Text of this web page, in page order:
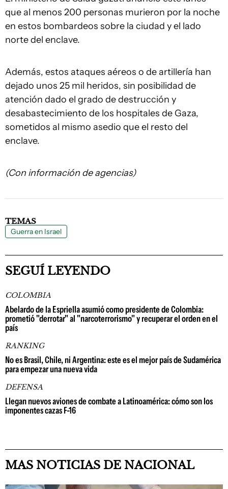
que al menos 200 personas murieron por la noche
en estos bombardeos sobre la ciudad y el lado
norte del enclave.
Además, estos ataques aéreos o de artillería han
dejado unos 25 mil heridos, sin posibilidad de
atención dado el grado de destrucción y
desabastecimiento de los hospitales de Gaza,
sometidos al mismo asedio que el resto del
enclave.
(Con información de agencias)
TEMAS
Guerra en Israel
SEGUÍ LEYENDO
COLOMBIA
Abelardo de la Espriella asumió como presidente de Colombia:
prometió "derrotar" al "narcoterrorismo" y recuperar el orden en el
país
RANKING
No es Brasil, Chile, ni Argentina: este es el mejor país de Sudamérica
para empezar una nueva vida
DEFENSA
Llegan nuevos aviones de combate a Latinoamérica: cómo son los
imponentes cazas F-16
MAS NOTICIAS DE NACIONAL